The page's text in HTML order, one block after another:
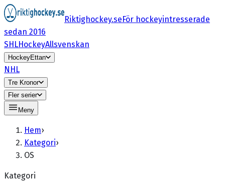
Riktighockey.seFör hockeyintresserade
sedan 2016
SHLHockeyAllsvenskan
HockeyEttan
NHL
Tre Kronor
Fler serier
Meny
Hem›
Kategori›
OS
Kategori